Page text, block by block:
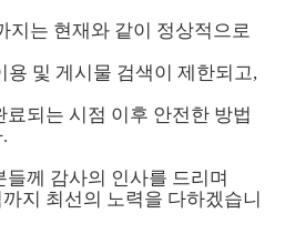
지는 현재와 같이 정상적으로
용 및 게시물 검색이 제한되고,
되는 시점 이후 안전한 방법
.
께 감사의 인사를 드리며
지 최선의 노력을 다하겠습니